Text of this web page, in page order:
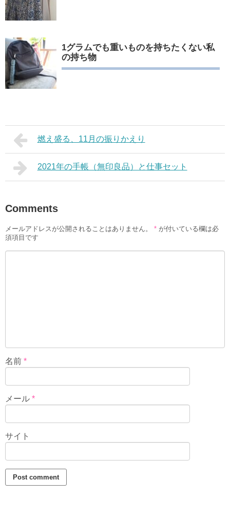
1グラムでも重いものを持ちたくない私
の持ち物
燃え盛る、11月の振りかえり
2021年の手帳（無印良品）と仕事セット
Comments
メールアドレスが公開されることはありません。 * が付いている欄は必
須項目です
名前 *
メール *
サイト